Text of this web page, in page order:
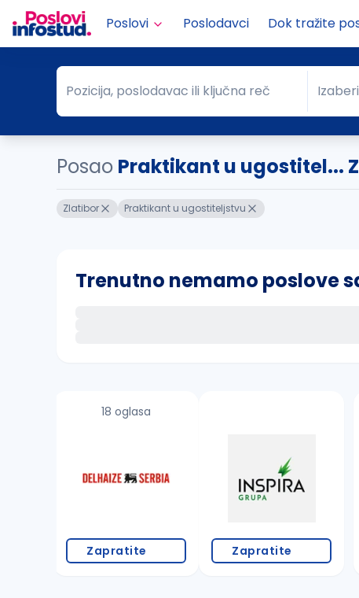
Poslovi Poslodavci Dok tražite
Pozicija, poslodavac ili ključna reč
Pozicija, poslodavac ili ključna reč Grad
Posao Praktikant u ugostitel...
Zlatibor Praktikant u ugostiteljstvu
Trenutno nemamo poslove
proverite pravopisne greške (koristite č,
povećajte radijus za odabrani grad
18 oglasa
Zapratite Zapratite